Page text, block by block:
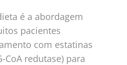
é a abordagem
pacientes
com estatinas
CoA redutase) para